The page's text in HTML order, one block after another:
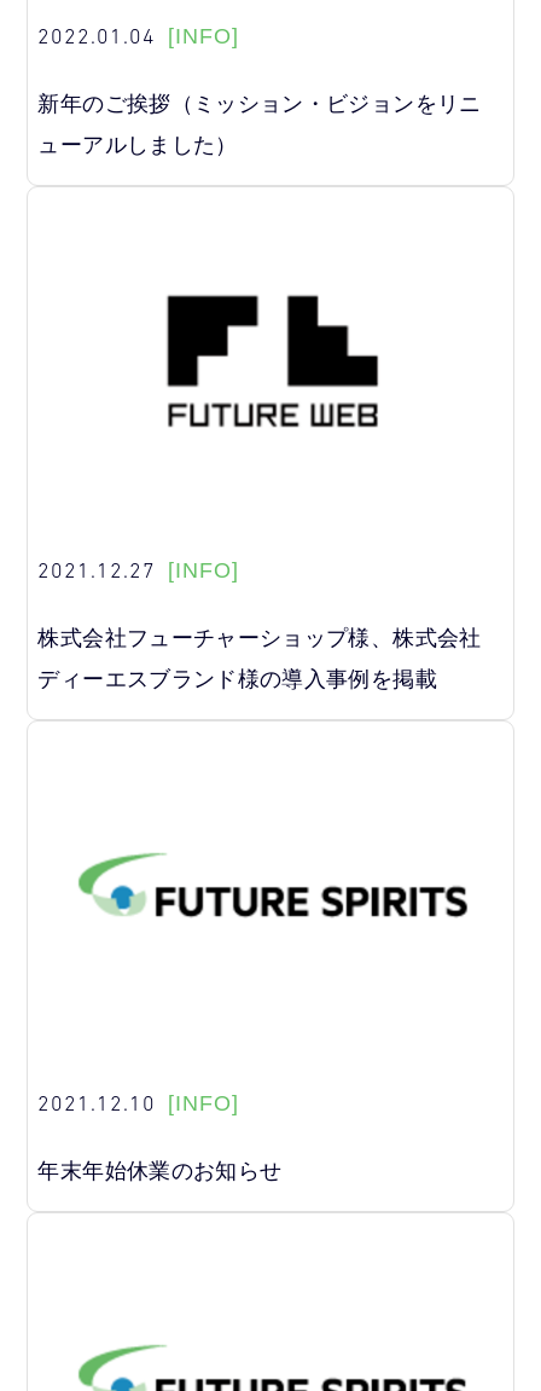
2022.01.04 [INFO]
新年のご挨拶（ミッション・ビジョンをリニ
ューアルしました）
2021.12.27 [INFO]
株式会社フューチャーショップ様、株式会社
ディーエスブランド様の導入事例を掲載
2021.12.10 [INFO]
年末年始休業のお知らせ